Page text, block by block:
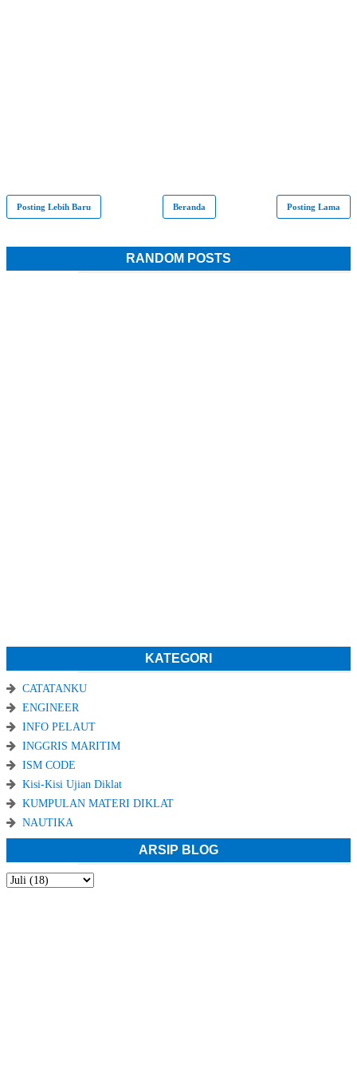
Posting Lebih Baru Posting Lama
Beranda
RANDOM POSTS
KATEGORI
CATATANKU
ENGINEER
INFO PELAUT
INGGRIS MARITIM
ISM CODE
Kisi-Kisi Ujian Diklat
KUMPULAN MATERI DIKLAT
NAUTIKA
ARSIP BLOG